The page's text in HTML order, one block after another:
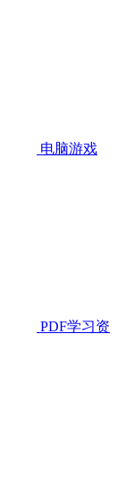
电脑游戏
PDF学习资